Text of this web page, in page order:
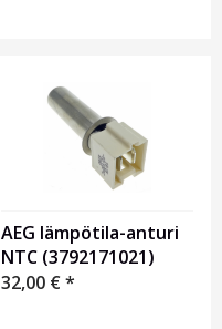
AEG lämpötila-anturi
NTC (3792171021)
32,00 €*